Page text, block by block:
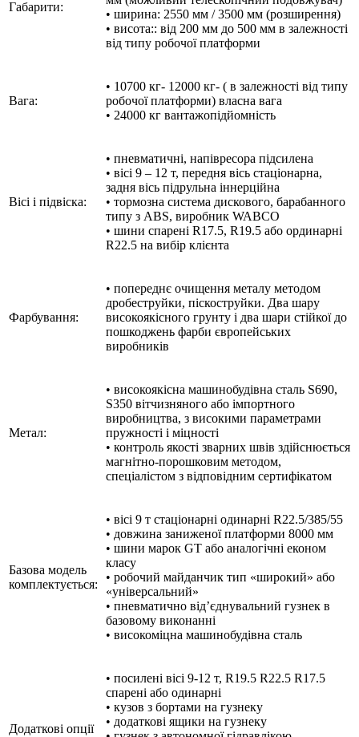
Габарити:
• ширина: 2550 мм / 3500 мм (розширення)
• висота:: від 200 мм до 500 мм в залежності
від типу робочої платформи
Вага:
• 10700 кг- 12000 кг- ( в залежності від типу
робочої платформи) власна вага
• 24000 кг вантажопідйомність
Вісі і підвіска:
• пневматичні, напівресора підсилена
• вісі 9 – 12 т, передня вісь стаціонарна,
задня вісь підрульна іннерційна
• тормозна система дискового, барабанного
типу з ABS, виробник WABCO
• шини спарені R17.5, R19.5 або ординарні
R22.5 на вибір клієнта
Фарбування:
• попереднє очищення металу методом
дробеструйки, піскоструйки. Два шару
високоякісного грунту і два шари стійкої до
пошкоджень фарби європейських
виробників
Метал:
• високоякісна машинобудівна сталь S690,
S350 вітчизняного або імпортного
виробництва, з високими параметрами
пружності і міцності
• контроль якості зварних швів здійснюється
магнітно-порошковим методом,
спеціалістом з відповідним сертифікатом
Базова модель
комплектується:
• вісі 9 т стаціонарні одинарні R22.5/385/55
• довжина заниженої платформи 8000 мм
• шини марок GT або аналогічні економ
класу
• робочий майданчик тип «широкий» або
«універсальний»
• пневматично від’єднувальний гузнек в
базовому виконанні
• високоміцна машинобудівна сталь
Додаткові опції
• посилені вісі 9-12 т, R19.5 R22.5 R17.5
спарені або одинарні
• кузов з бортами на гузнеку
• додаткові ящики на гузнеку